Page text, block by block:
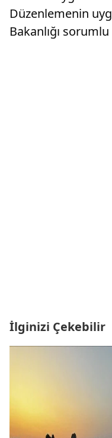
Düzenlemenin
Bakanlığı
İlginizi Çekebilir